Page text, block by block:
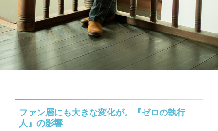
ファン層にも大きな変化が。『ゼロの執行
人』の影響